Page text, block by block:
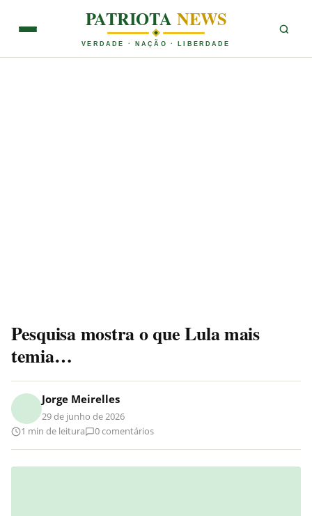
PATRIOTANEWS
VERDADE · NAÇÃO · LIBERDADE
Pesquisa mostra o que Lula mais
temia…
Jorge Meirelles
29 de junho de 2026
1 min de leitura
0 comentários